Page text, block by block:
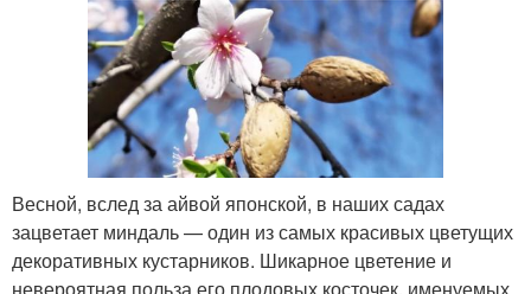
Весной, вслед за айвой японской, в наших садах
зацветает миндаль — один из самых красивых цветущих
декоративных кустарников. Шикарное цветение и